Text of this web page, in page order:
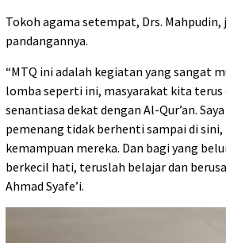
Tokoh agama setempat, Drs.
pandangannya.
“MTQ ini adalah kegiatan yang sangat
lomba seperti ini, masyarakat kita
senantiasa dekat dengan Al-Qur’an.
pemenang tidak berhenti sampai di
kemampuan mereka. Dan bagi yang
berkecil hati, teruslah belajar dan
Ahmad Syafe’i.